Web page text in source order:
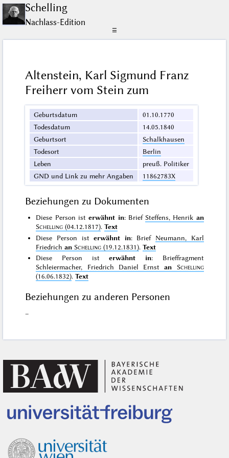
Schelling
Nachlass-Edition
☰
Altenstein, Karl Sigmund Franz
Freiherr vom Stein zum
Geburtsdatum
01.10.1770
Todesdatum
14.05.1840
Geburtsort
Schalkhausen
Todesort
Berlin
Leben
preuß. Politiker
GND und Link zu mehr Angaben
11862783X
Beziehungen zu Dokumenten
Diese Person isterwähnt in: BriefSteffens, Henrik an
Schelling (04.12.1817).Text
Diese Person isterwähnt in: Brief Neumann, Karl
Friedrichan Schelling (19.12.1831).Text
Diese Person isterwähnt in: Brieffragment
Schleiermacher, Friedrich Daniel Ernstan
Schelling
(16.06.1832).Text
Beziehungen zu anderen Personen
–